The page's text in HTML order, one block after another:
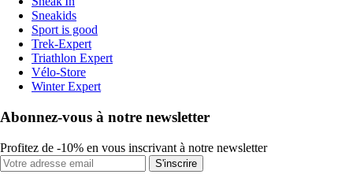
Sneakids
Sport is good
Trek-Expert
Triathlon Expert
Vélo-Store
Winter Expert
Abonnez-vous à notre newsletter
Profitez de -10% en vous inscrivant à notre newsletter
S'inscrire